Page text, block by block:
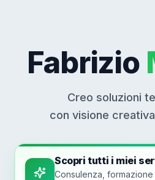
Fabrizio
Creo soluzioni
con visione
Scopri tutti i miei
Consulenza,